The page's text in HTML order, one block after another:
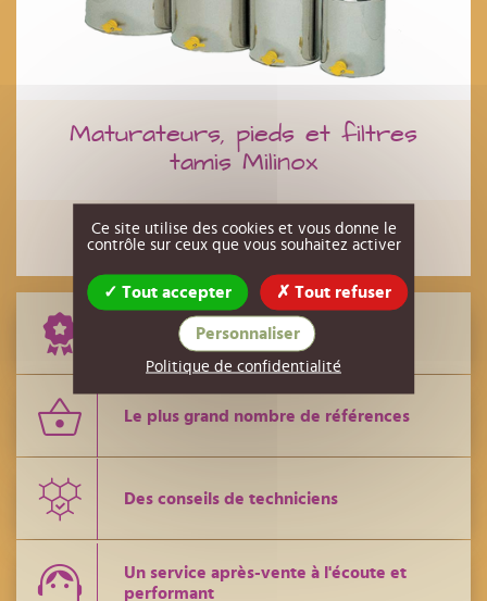
Maturateurs, pieds et filtres
tamis Milinox
Le meilleur rapport qualité / prix
Le plus grand nombre de références
Des conseils de techniciens
Un service après-vente à l'écoute et
performant
Ce site utilise des cookies et vous donne le
contrôle sur ceux que vous souhaitez activer
Tout accepter Tout refuser
Personnaliser
Politique de confidentialité